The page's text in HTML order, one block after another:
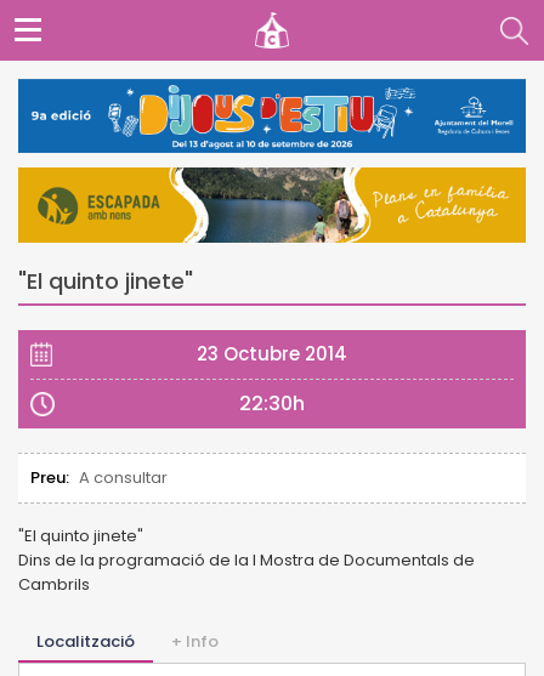
"El quinto jinete"
23 Octubre 2014
22:30h
Preu: A consultar
"El quinto jinete"
Dins de la programació de la I Mostra de Documentals de
Cambrils
Localització + Info